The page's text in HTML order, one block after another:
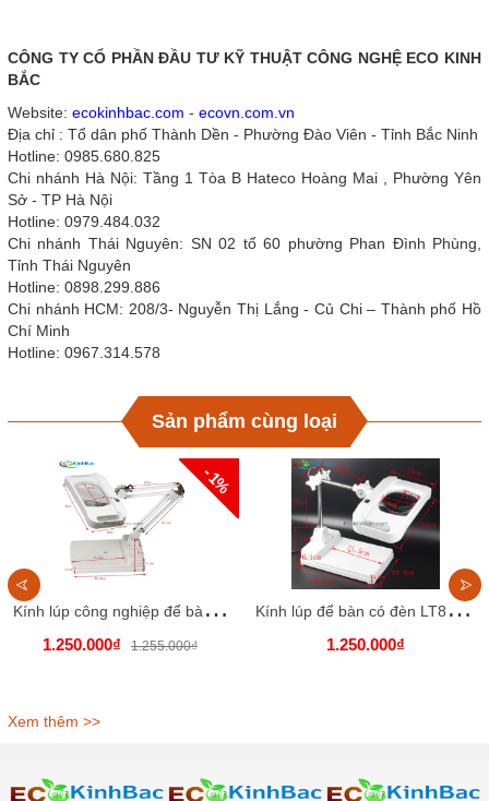
CÔNG TY CỔ PHẦN ĐẦU TƯ KỸ THUẬT CÔNG NGHỆ ECO KINH
BẮC
Website: ecokinhbac.com - ecovn.com.vn
Địa chỉ : Tổ dân phố Thành Dền - Phường Đào Viên - Tỉnh Bắc Ninh
Hotline: 0985.680.825
Chi nhánh Hà Nội: Tầng 1 Tòa B Hateco Hoàng Mai , Phường Yên
Sở - TP Hà Nội
Hotline: 0979.484.032
Chi nhánh Thái Nguyên: SN 02 tổ 60 phường Phan Đình Phùng,
Tỉnh Thái Nguyên
Hotline: 0898.299.886
Chi nhánh HCM: 208/3- Nguyễn Thị Lắng - Củ Chi – Thành phố Hồ
Chí Minh
Hotline: 0967.314.578
Sản phẩm cùng loại
- 1%
K
ính lúp công nghiệp để bàn LT86I. Thấu kính trắng, góc quan sát to, rộng
1.250.000₫ 1.255.000₫
K
ính lúp để bàn có đèn LT86H, thấu kính trắng
1.250.000₫
Xem thêm >>